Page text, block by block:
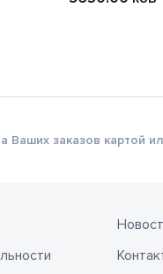
Ваших заказов картой